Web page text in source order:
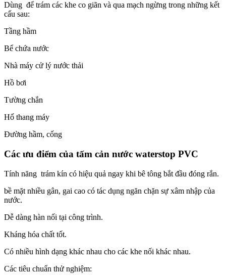
Dùng để trám các khe co giãn và qua mạch ngừng trong những kết
cấu sau:
Tầng hầm
Bể chứa nước
Nhà máy cử lý nước thải
Hồ bơi
Tường chắn
Hố thang máy
Đường hầm, cống
Các ưu điểm của tấm cản nước waterstop PVC
Tính năng trám kín có hiệu quả ngay khi bê tông bắt đầu đóng rắn.
bề mặt nhiều gân, gai cao có tác dụng ngăn chặn sự xâm nhập của
nước.
Dễ dàng hàn nối tại công trình.
Kháng hóa chất tốt.
Có nhiều hình dạng khác nhau cho các khe nối khác nhau.
Các tiêu chuẩn thử nghiệm: